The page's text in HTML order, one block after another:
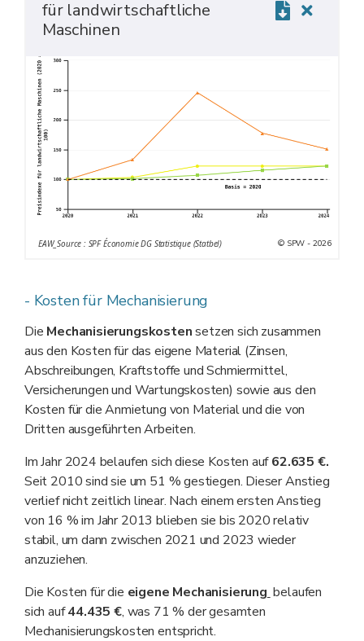
für landwirtschaftliche
Maschinen
EAW_Source : SPF Économie DG Statistique (Statbel) © SPW - 2026
- Kosten für Mechanisierung
Die Mechanisierungskostensetzen sich zusammen
aus den Kosten für das eigene Material (Zinsen,
Abschreibungen, Kraftstoffe und Schmiermittel,
Versicherungen und Wartungskosten) sowie aus den
Kosten für die Anmietung von Material und die von
Dritten ausgeführten Arbeiten.
Im Jahr 2024 belaufen sich diese Kosten auf62.635 €.
Seit 2010 sind sie um 51 % gestiegen. Dieser Anstieg
verlief nicht zeitlich linear. Nach einem ersten Anstieg
von 16 % im Jahr 2013 blieben sie bis 2020 relativ
stabil, um dann zwischen 2021 und 2023 wieder
anzuziehen.
Die Kosten für die eigene Mechanisierung belaufen
sich auf44.435 €, was 71 % der gesamten
Mechanisierungskosten entspricht.